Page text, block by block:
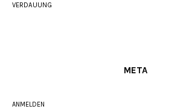
VERDAUUNG
META
ANMELDEN